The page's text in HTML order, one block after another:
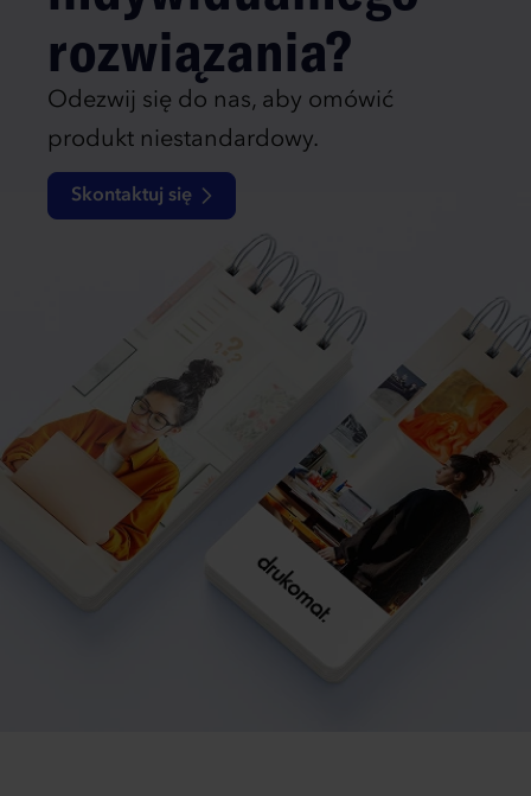
rozwiązania?
Odezwij się do nas, aby omówić
produkt niestandardowy.
Skontaktuj się